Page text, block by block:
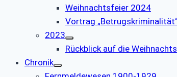
Weihnachtsfeier 2024
Vortrag
2023
Rückblick auf die
Chronik